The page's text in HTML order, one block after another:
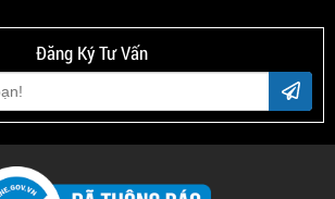
Đăng Ký Tư Vấn